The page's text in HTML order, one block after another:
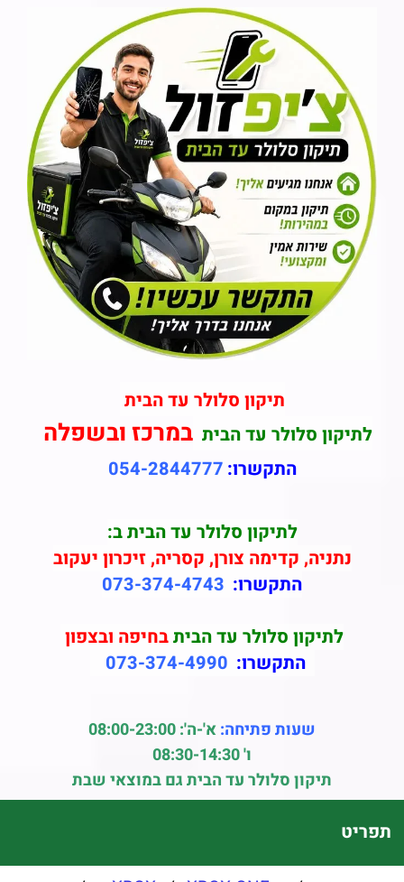
תיקון סלולר עד הבית
לתיקון סלולר עד הביתבמרכז ובשפלה
התקשרו: 054-2844777
לתיקון סלולר עד הבית ב:
נתניה, קדימה צורן, קסריה, זיכרון יעקוב
התקשרו: 073-374-4743
לתיקון סלולר עד הביתבחיפה ובצפון
התקשרו: 073-374-4990
שעות פתיחה:א'-ה': 08:00-23:00
ו' 08:30-14:30
תיקון סלולר עד הבית גם במוצאי שבת
תפריט